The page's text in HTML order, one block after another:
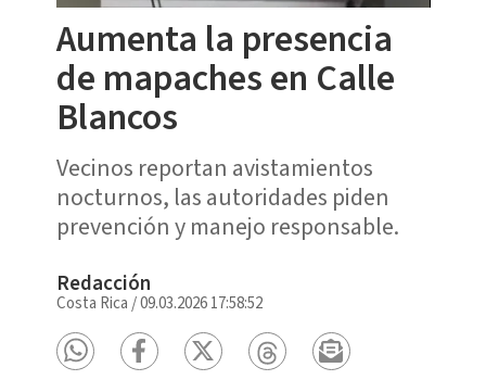
Aumenta la presencia
de mapaches en Calle
Blancos
Vecinos reportan avistamientos
nocturnos, las autoridades piden
prevención y manejo responsable.
Redacción
Costa Rica /09.03.2026 17:58:52